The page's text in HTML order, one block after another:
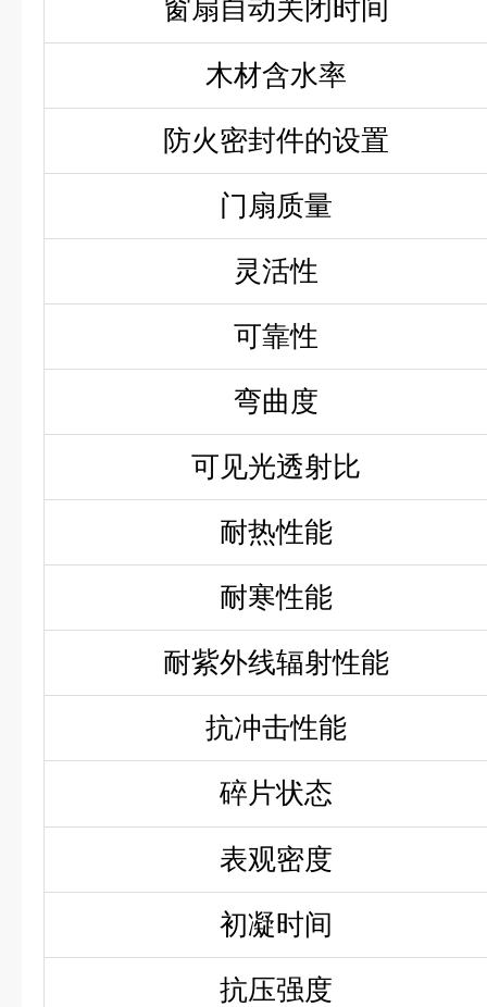
窗扇自动关闭时间
木材含水率
防火密封件的设置
门扇质量
灵活性
可靠性
弯曲度
可见光透射比
耐热性能
耐寒性能
耐紫外线辐射性能
抗冲击性能
碎片状态
表观密度
初凝时间
抗压强度